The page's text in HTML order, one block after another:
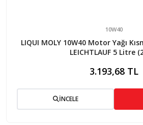
10W40
LIQUI MOLY 10W40 Motor Yağı
LEICHTLAUF 5 Litre
3.193,68 TL
İNCELE